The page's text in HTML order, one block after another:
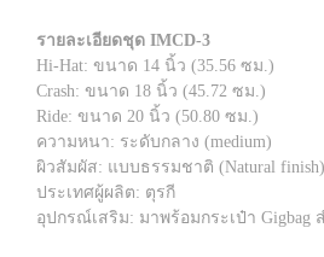
รายละเอียดชุด IMCD-3
Hi-Hat: ขนาด 14 นิ้ว (35.56 ซม.)
Crash: ขนาด 18 นิ้ว (45.72 ซม.)
Ride: ขนาด 20 นิ้ว (50.80 ซม.)
ความหนา: ระดับกลาง (medium)
ผิวสัมผัส: แบบธรรมชาติ (Natural finish)
ประเทศผู้ผลิต: ตุรกี
อุปกรณ์เสริม: มาพร้อมกระเป๋า Gigbag